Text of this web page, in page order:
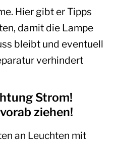
Hier gibt er Tipps
damit die Lampe
bleibt und eventuell
verhindert
Strom!
ziehen!
an Leuchten mit